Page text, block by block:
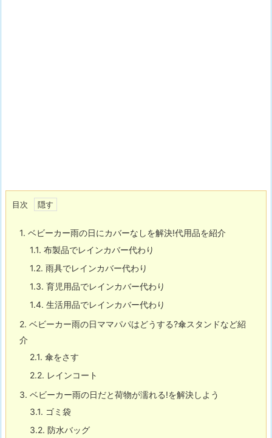
目次
1. ベビーカー雨の日にカバーなしを解決!代用品を紹介
1.1. 布製品でレインカバー代わり
1.2. 雨具でレインカバー代わり
1.3. 育児用品でレインカバー代わり
1.4. 生活用品でレインカバー代わり
2. ベビーカー雨の日ママパパはどうする?傘スタンドなど紹
介
2.1. 傘をさす
2.2. レインコート
3. ベビーカー雨の日だと荷物が濡れる!を解決しよう
3.1. ゴミ袋
3.2. 防水バッグ